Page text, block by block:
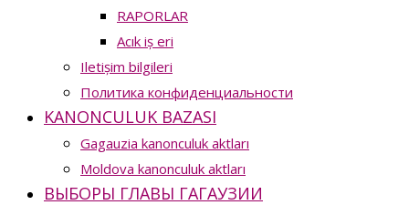
RAPORLAR
Acık iș eri
Iletișim bilgileri
Политика конфиденциальности
KANONCULUK BAZASI
Gagauzia kanonculuk aktları
Moldova kanonculuk aktları
ВЫБОРЫ ГЛАВЫ ГАГАУЗИИ